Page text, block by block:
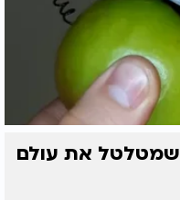
שמטלטל את עולם